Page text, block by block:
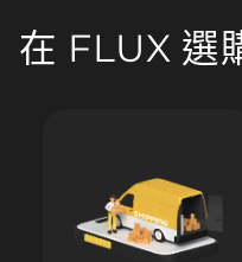
在 FLUX 選